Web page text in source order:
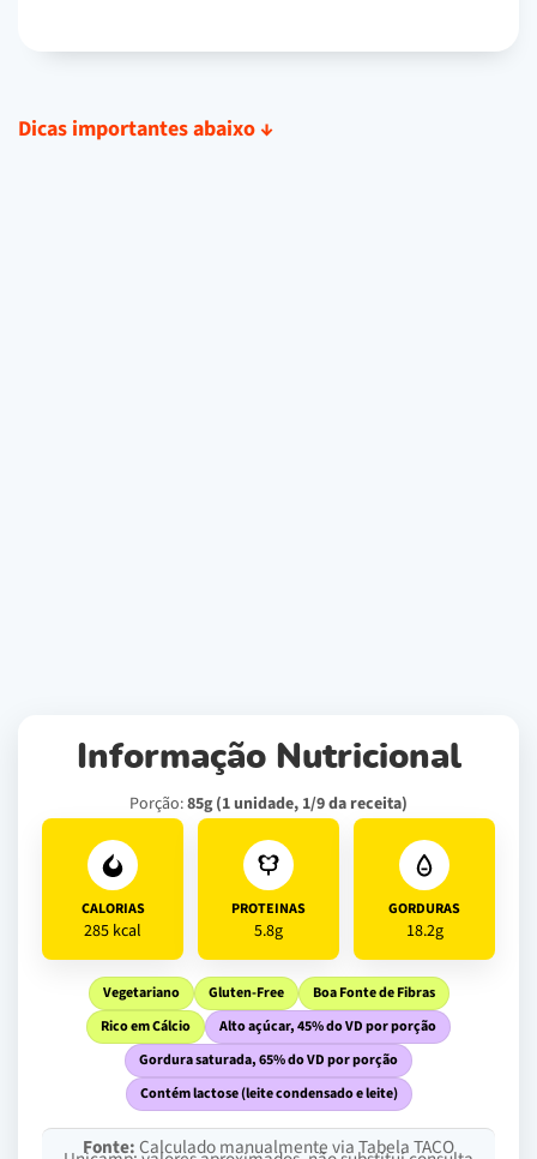
Dicas importantes abaixo ↓
Informação Nutricional
Porção:85g (1 unidade, 1/9 da receita)
CALORIAS
285 kcal
PROTEINAS
5.8g
GORDURAS
18.2g
Vegetariano Gluten-Free
Boa Fonte de Fibras
Rico em Cálcio
Alto açúcar, 45% do VD por porção
Gordura saturada, 65% do VD por porção
Contém lactose (leite condensado e leite)
Fonte:Calculado manualmente via Tabela TACO